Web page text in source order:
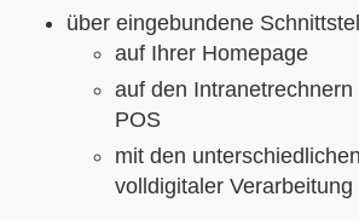
über eingebundene
auf Ihrer Homepage
auf den
POS
mit den
volldigitaler Verarbeitung